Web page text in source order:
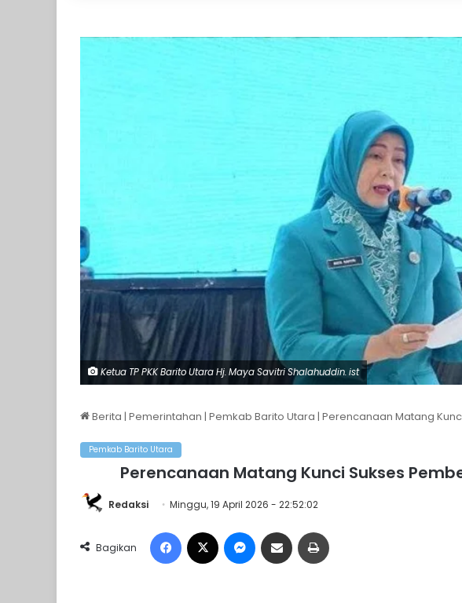
Ketua TP PKK Barito Utara Hj. Maya Savitri Shalahuddin. ist
Berita | Pemerintahan | Pemkab Barito Utara | Perencanaan Matang
Pemkab Barito Utara
Perencanaan Matang Kunci Sukses
Redaksi Minggu, 19 April 2026 - 22:52:02
Bagikan
Facebook Messenger
Share via Email